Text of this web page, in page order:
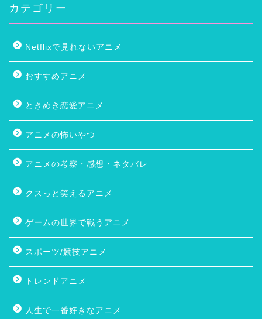
カテゴリー
Netflixで見れないアニメ
おすすめアニメ
ときめき恋愛アニメ
アニメの怖いやつ
アニメの考察・感想・ネタバレ
クスっと笑えるアニメ
ゲームの世界で戦うアニメ
スポーツ/競技アニメ
トレンドアニメ
人生で一番好きなアニメ